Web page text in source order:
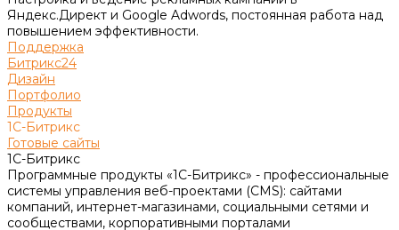
Яндекс.Директ и Google Adwords, постоянная работа над
повышением эффективности.
Поддержка
Битрикс24
Дизайн
Портфолио
Продукты
1С-Битрикс
Готовые сайты
1С-Битрикс
Программные продукты «1С-Битрикс» - профессиональные
системы управления веб-проектами (CMS): сайтами
компаний, интернет-магазинами, социальными сетями и
сообществами, корпоративными порталами